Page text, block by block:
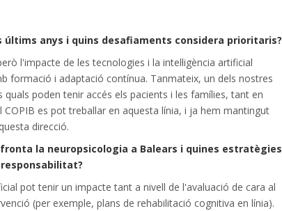
últims anys i quins desafiaments considera prioritaris?
l'impacte de les tecnologies i la intel·ligència artificial
formació i adaptació contínua. Tanmateix, un dels nostres
poden tenir accés els pacients i les famílies, tant en
es pot treballar en aquesta línia, i ja hem mantingut
direcció.
la neuropsicologia a Balears i quines estratègies
pot tenir un impacte tant a nivell de l'avaluació de cara al
(per exemple, plans de rehabilitació cognitiva en línia).